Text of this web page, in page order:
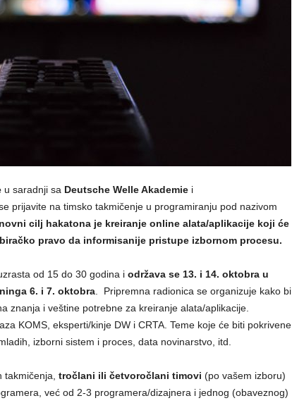
u saradnji sa Deutsche Welle Akademiei
prijavite na timsko takmičenje u programiranju pod nazivom
cilj hakatona je kreiranje online alata/aplikacije koji će
pravo da informisanije pristupe izbornom procesu.
od 15 do 30 godina i održava se 13. i 14. oktobra u
6. i 7. oktobra. Pripremna radionica se organizuje kako bi
znanja i veštine potrebne za kreiranje alata/aplikacije.
KOMS, eksperti/kinje DW i CRTA. Teme koje će biti pokrivene
izborni sistem i proces, data novinarstvo, itd.
tročlani ili četvoročlani timovi (po vašem izboru)
već od 2-3 programera/dizajnera i jednog (obaveznog)